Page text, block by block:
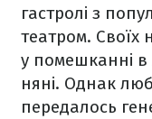
гастролі з
театром. Своїх
у помешканні в
няні. Однак
передалось